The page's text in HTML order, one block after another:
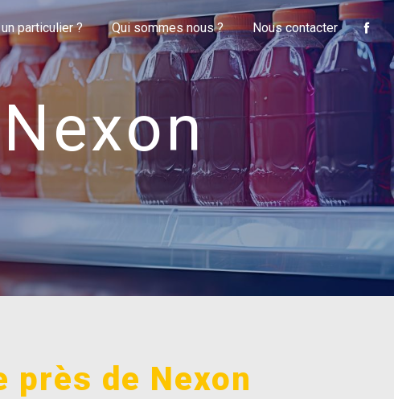
particulier ? Qui sommes nous ? Nous contacter
près de Nexon